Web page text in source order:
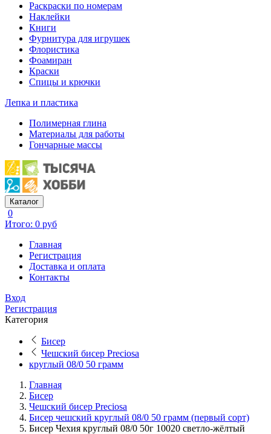
Раскраски по номерам
Наклейки
Книги
Фурнитура для игрушек
Флористика
Фоамиран
Краски
Спицы и крючки
Лепка и пластика
Полимерная глина
Материалы для работы
Гончарные массы
Каталог
0
Итого: 0 руб
Главная
Регистрация
Доставка и оплата
Контакты
Вход
Регистрация
Категория
Бисер
Чешский бисер Preciosa
круглый 08/0 50 грамм
Главная
Бисер
Чешский бисер Preciosa
Бисер чешский круглый 08/0 50 грамм (первый сорт)
Бисер Чехия круглый 08/0 50г 10020 светло-жёлтый